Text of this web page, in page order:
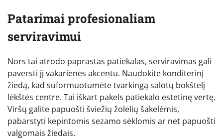
Patarimai profesionaliam
serviravimui
Nors tai atrodo paprastas patiekalas, serviravimas gali
paversti jį vakarienės akcentu. Naudokite konditerinį
žiedą, kad suformuotumėte tvarkingą salotų bokštelį
lėkštės centre. Tai iškart pakels patiekalo estetinę vertę.
Viršų galite papuošti šviežių žolelių šakelėmis,
pabarstyti kepintomis sezamo sėklomis ar net papuošti
valgomais žiedais.